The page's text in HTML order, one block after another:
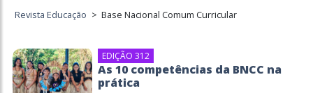
Revista Educação > Base Nacional Comum Curricular
EDIÇÃO 312
As 10 competências da BNCC na
prática